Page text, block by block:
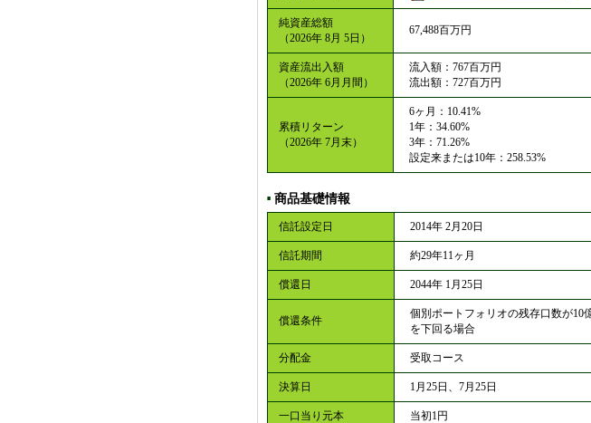
純資産総額
（2026年 8月 5日）
67,488百万円
資産流出入額
（2026年 6月月間）
流入額：767百万円
流出額：727百万円
累積リターン
（2026年 7月末）
6ヶ月：10.41%
1年：34.60%
3年：71.26%
設定来または10年：258.53%
■商品基礎情報
信託設定日 2014年 2月20日
信託期間 約29年11ヶ月
償還日 2044年 1月25日
償還条件
個別ポートフォリオの残存口数が10
を下回る場合
分配金 受取コース
決算日 1月25日、7月25日
一口当り元本 当初1円